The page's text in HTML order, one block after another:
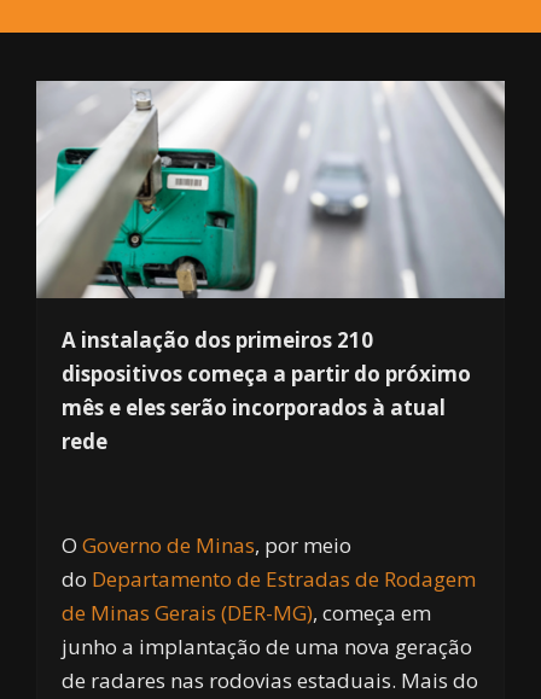
A instalação dos primeiros 210
dispositivos começa a partir do próximo
mês e eles serão incorporados à atual
rede
O Governo de Minas, por meio
do Departamento de Estradas de Rodagem
de Minas Gerais (DER-MG), começa em
junho a implantação de uma nova geração
de radares nas rodovias estaduais. Mais do